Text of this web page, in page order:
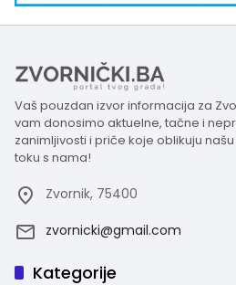
Vaš pouzdan izvor informacija za
vam donosimo aktuelne, tačne i
zanimljivosti i priče koje oblikuju
toku s nama!
Zvornik, 75400
zvornicki@gmail.com
Kategorije